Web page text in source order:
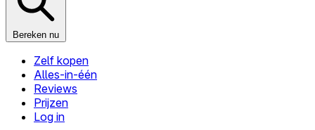
Bereken nu
Zelf kopen
Alles-in-één
Reviews
Prijzen
Log in